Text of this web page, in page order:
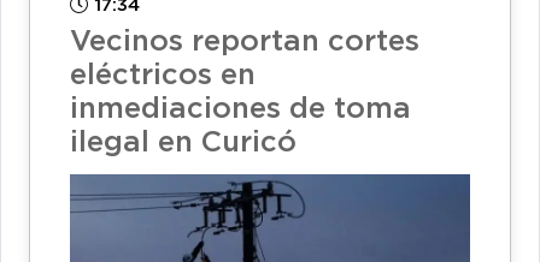
17:34
Vecinos reportan cortes
eléctricos en
inmediaciones de toma
ilegal en Curicó